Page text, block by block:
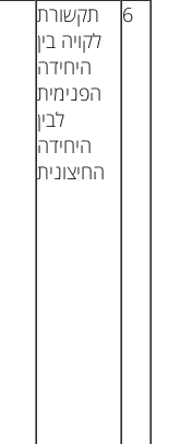
6
תקשורת
לקויה בין
היחידה
הפנימית
לבין
היחידה
החיצונית